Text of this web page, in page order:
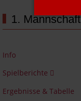
1. Mannschaft
Info
Spielberichte
Ergebnisse & Tabelle